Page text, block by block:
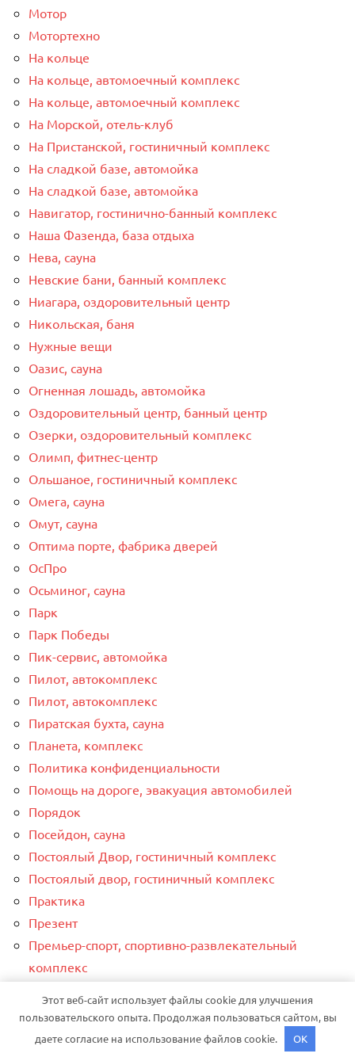
Мотор
Мотортехно
На кольце
На кольце, автомоечный комплекс
На кольце, автомоечный комплекс
На Морской, отель-клуб
На Пристанской, гостиничный комплекс
На сладкой базе, автомойка
На сладкой базе, автомойка
Навигатор, гостинично-банный комплекс
Наша Фазенда, база отдыха
Нева, сауна
Невские бани, банный комплекс
Ниагара, оздоровительный центр
Никольская, баня
Нужные вещи
Оазис, сауна
Огненная лошадь, автомойка
Оздоровительный центр, банный центр
Озерки, оздоровительный комплекс
Олимп, фитнес-центр
Ольшаное, гостиничный комплекс
Омега, сауна
Омут, сауна
Оптима порте, фабрика дверей
ОсПро
Осьминог, сауна
Парк
Парк Победы
Пик-сервис, автомойка
Пилот, автокомплекс
Пилот, автокомплекс
Пиратская бухта, сауна
Планета, комплекс
Политика конфиденциальности
Помощь на дороге, эвакуация автомобилей
Порядок
Посейдон, сауна
Постоялый Двор, гостиничный комплекс
Постоялый двор, гостиничный комплекс
Практика
Презент
Премьер-спорт, спортивно-развлекательный
комплекс
Развал-схождение
Рассвет, спортивно-оздоровительный комплекс
Этот веб-сайт использует файлы cookie для улучшения
пользовательского опыта. Продолжая пользоваться сайтом, вы
даете согласие на использование файлов cookie.
OK